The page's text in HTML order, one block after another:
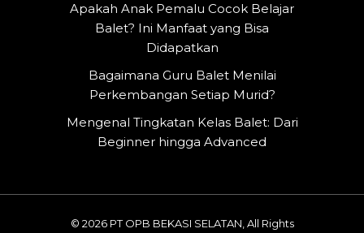
Apakah Anak Pemalu Cocok Belajar
Balet? Ini Manfaat yang Bisa
Didapatkan
Bagaimana Guru Balet Menilai
Perkembangan Setiap Murid?
Mengenal Tingkatan Kelas Balet: Dari
Beginner hingga Advanced
© 2026 PT OPB BEKASI SELATAN, All Rights